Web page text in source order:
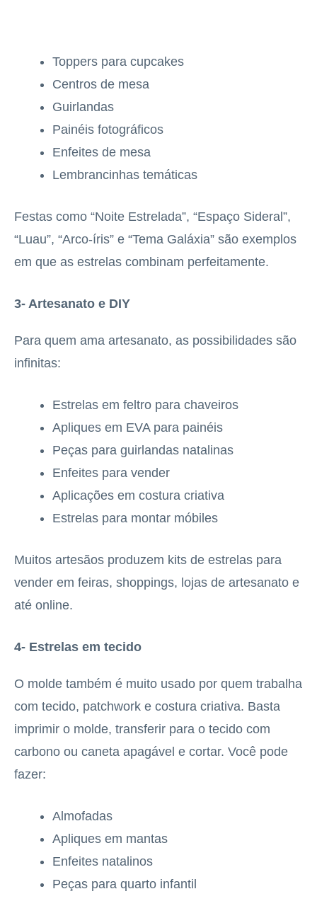
Toppers para cupcakes
Centros de mesa
Guirlandas
Painéis fotográficos
Enfeites de mesa
Lembrancinhas temáticas
Festas como “Noite Estrelada”, “Espaço Sideral”,
“Luau”, “Arco-íris” e “Tema Galáxia” são exemplos
em que as estrelas combinam perfeitamente.
3- Artesanato e DIY
Para quem ama artesanato, as possibilidades são
infinitas:
Estrelas em feltro para chaveiros
Apliques em EVA para painéis
Peças para guirlandas natalinas
Enfeites para vender
Aplicações em costura criativa
Estrelas para montar móbiles
Muitos artesãos produzem kits de estrelas para
vender em feiras, shoppings, lojas de artesanato e
até online.
4- Estrelas em tecido
O molde também é muito usado por quem trabalha
com tecido, patchwork e costura criativa. Basta
imprimir o molde, transferir para o tecido com
carbono ou caneta apagável e cortar. Você pode
fazer:
Almofadas
Apliques em mantas
Enfeites natalinos
Peças para quarto infantil